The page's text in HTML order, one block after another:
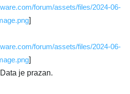
forum/assets/files/2024-06-
]
forum/assets/files/2024-06-
]
je prazan.